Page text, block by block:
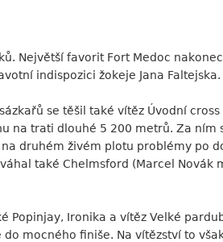
Největší favorit Fort Medoc
indispozici žokeje Jana Faltejska.
se těšil také vítěz Úvodní
na trati dlouhé 5 200 metrů. Za ním
druhém živém plotu problémy po
také Chelmsford (Marcel Novák
Popinjay, Ironika a vítěz Velké
mocného finiše. Na vítězství to